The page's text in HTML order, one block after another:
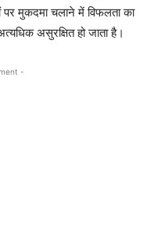
पर मुकदमा चलाने में विफलता का
असुरक्षित हो जाता है।
-